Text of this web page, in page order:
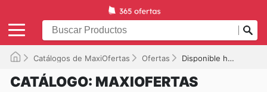
Catálogos de MaxiOfertas Ofertas Disponible hasta el 09/11/2025
CATÁLOGO: MAXIOFERTAS